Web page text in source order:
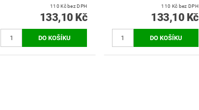
110 Kč bez DPH
133,10 Kč
110 Kč bez DPH
133,10 Kč